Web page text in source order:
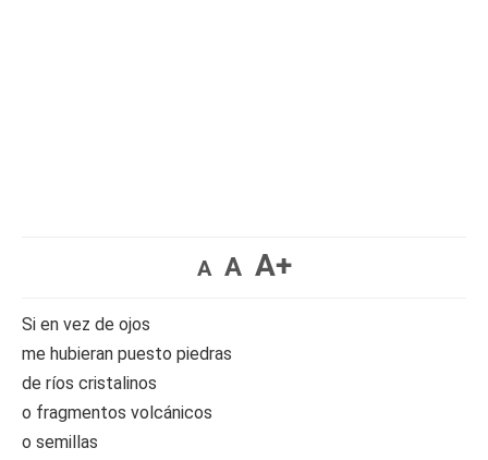
A A A+
Si en vez de ojos
me hubieran puesto piedras
de ríos cristalinos
o fragmentos volcánicos
o semillas